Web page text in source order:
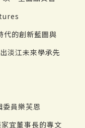
的創新藍圖與
淡江未來學承先
員樂芙恩
宜董事長的專文